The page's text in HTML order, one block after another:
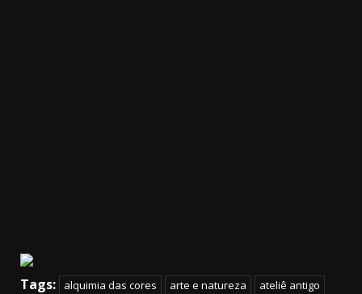
Tags: alquimia das cores arte e natureza
ateliê antigo